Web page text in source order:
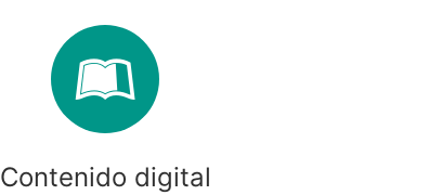
Contenido digital